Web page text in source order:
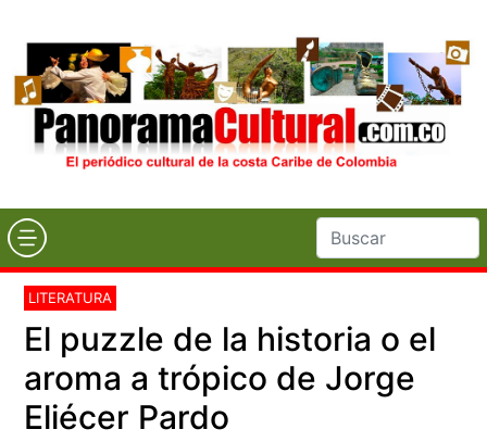
LITERATURA
El puzzle de la historia o el
aroma a trópico de Jorge
Eliécer Pardo